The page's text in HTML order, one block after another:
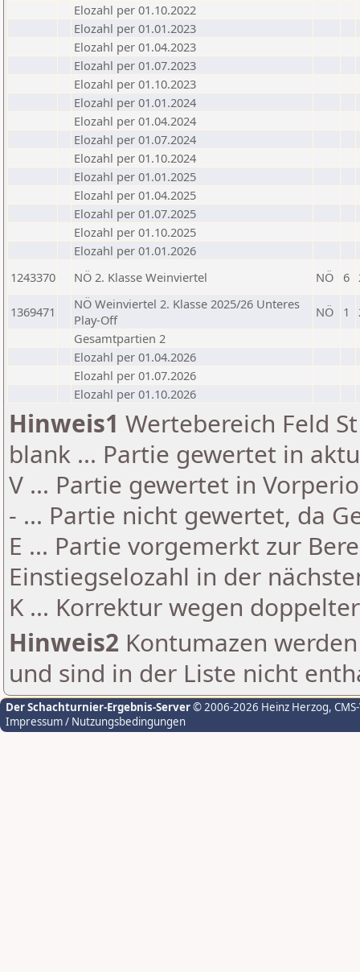
Elozahl per 01.10.2022
Elozahl per 01.01.2023
Elozahl per 01.04.2023
Elozahl per 01.07.2023
Elozahl per 01.10.2023
Elozahl per 01.01.2024
Elozahl per 01.04.2024
Elozahl per 01.07.2024
Elozahl per 01.10.2024
Elozahl per 01.01.2025
Elozahl per 01.04.2025
Elozahl per 01.07.2025
Elozahl per 01.10.2025
Elozahl per 01.01.2026
1243370
NÖ 2. Klasse Weinviertel NÖ 6
1369471
NÖ Weinviertel 2. Klasse 2025/26 Unteres
Play-Off
NÖ 1
Gesamtpartien 2
Elozahl per 01.04.2026
Elozahl per 01.07.2026
Elozahl per 01.10.2026
Hinweis1 Wertebereich Feld
blank ... Partie gewertet in
V ... Partie gewertet in
- ... Partie nicht gewertet, da
E ... Partie vorgemerkt zur
Einstiegselozahl in der
K ... Korrektur wegen
Hinweis2 Kontumazen
und sind in der Liste nicht
Der Schachturnier-Ergebnis-Server© 2006-2026 Heinz Herzog,
Impressum / Nutzungsbedingungen